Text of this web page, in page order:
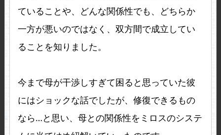
ていることや、どんな関係性でも、どちらか
一方が悪いのではなく、双方間で成立してい
ることを知りました。
今まで母が干渉しすぎて困ると思っていた彼
にはショックな話でしたが、修復できるもの
なら…と思い、母との関係性をミロスのシステ